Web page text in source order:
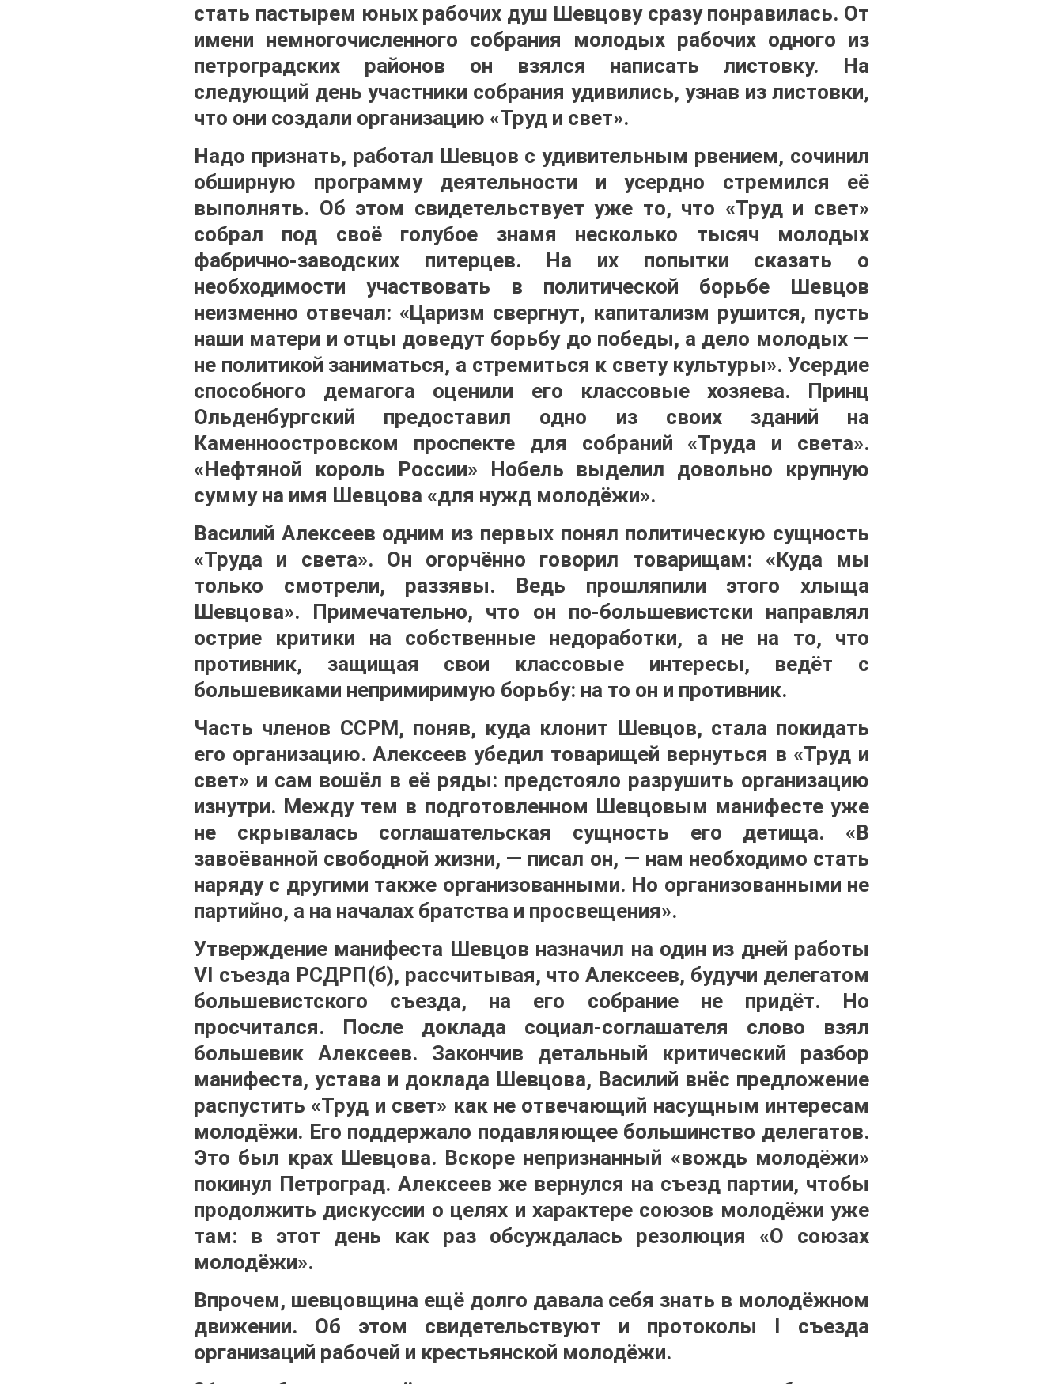
стать пастырем юных рабочих душ Шевцову сразу понравилась. От
имени немногочисленного собрания молодых рабочих одного из
петроградских районов он взялся написать листовку. На
следующий день участники собрания удивились, узнав из листовки,
что они создали организацию «Труд и свет».
Надо признать, работал Шевцов с удивительным рвением, сочинил
обширную программу деятельности и усердно стремился её
выполнять. Об этом свидетельствует уже то, что «Труд и свет»
собрал под своё голубое знамя несколько тысяч молодых
фабрично-заводских питерцев. На их попытки сказать о
необходимости участвовать в политической борьбе Шевцов
неизменно отвечал: «Царизм свергнут, капитализм рушится, пусть
наши матери и отцы доведут борьбу до победы, а дело молодых —
не политикой заниматься, а стремиться к свету культуры». Усердие
способного демагога оценили его классовые хозяева. Принц
Ольденбургский предоставил одно из своих зданий на
Каменноостровском проспекте для собраний «Труда и света».
«Нефтяной король России» Нобель выделил довольно крупную
сумму на имя Шевцова «для нужд молодёжи».
Василий Алексеев одним из первых понял политическую сущность
«Труда и света». Он огорчённо говорил товарищам: «Куда мы
только смотрели, раззявы. Ведь прошляпили этого хлыща
Шевцова». Примечательно, что он по-большевистски направлял
острие критики на собственные недоработки, а не на то, что
противник, защищая свои классовые интересы, ведёт с
большевиками непримиримую борьбу: на то он и противник.
Часть членов ССРМ, поняв, куда клонит Шевцов, стала покидать
его организацию. Алексеев убедил товарищей вернуться в «Труд и
свет» и сам вошёл в её ряды: предстояло разрушить организацию
изнутри. Между тем в подготовленном Шевцовым манифесте уже
не скрывалась соглашательская сущность его детища. «В
завоёванной свободной жизни, — писал он, — нам необходимо стать
наряду с другими также организованными. Но организованными не
партийно, а на началах братства и просвещения».
Утверждение манифеста Шевцов назначил на один из дней работы
VI съезда РСДРП(б), рассчитывая, что Алексеев, будучи делегатом
большевистского съезда, на его собрание не придёт. Но
просчитался. После доклада социал-соглашателя слово взял
большевик Алексеев. Закончив детальный критический разбор
манифеста, устава и доклада Шевцова, Василий внёс предложение
распустить «Труд и свет» как не отвечающий насущным интересам
молодёжи. Его поддержало подавляющее большинство делегатов.
Это был крах Шевцова. Вскоре непризнанный «вождь молодёжи»
покинул Петроград. Алексеев же вернулся на съезд партии, чтобы
продолжить дискуссии о целях и характере союзов молодёжи уже
там: в этот день как раз обсуждалась резолюция «О союзах
молодёжи».
Впрочем, шевцовщина ещё долго давала себя знать в молодёжном
движении. Об этом свидетельствуют и протоколы I съезда
организаций рабочей и крестьянской молодёжи.